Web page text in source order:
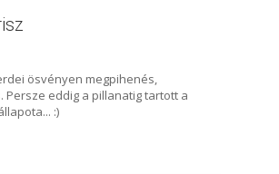
ösvényen megpihenés,
Persze eddig a pillanatig tartott a
:)